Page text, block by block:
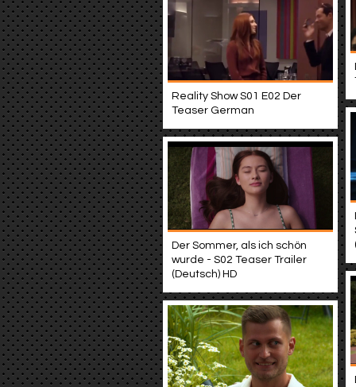
Reality Show S01 E02 Der
Teaser German
Der Sommer, als ich schön
wurde - S02 Teaser Trailer
(Deutsch) HD